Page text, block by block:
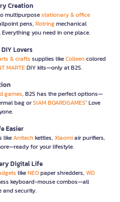
Creation
multipurposestationary & office
pens, Rotringmechanical
Everything you need in one place.
Lovers
& crafts supplies likeColleencolored
MARTEDIY kits—only at B2S.
games, B2S has the perfect options—
bag orSIAM BOARDGAMES’ Love
Easier
likeAnitechkettles, Xiaomiair purifiers,
for your lifestyle.
Digital Life
likeNEOpaper shredders, WD
keyboard-mouse combos—all
and security.